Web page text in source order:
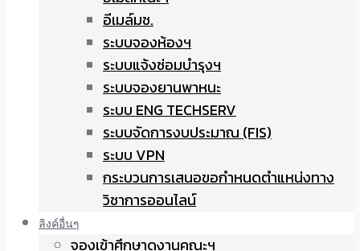
อีเมล์มช.
ระบบจองห้องฯ
ระบบแจ้งซ่อมบำรุงฯ
ระบบจองยานพาหนะ
ระบบ ENG TECHSERV
ระบบจัดการงบประมาณ (FIS)
ระบบ VPN
กระบวนการเสนอขอกำหนดตำแหน่งทาง
วิชาการออนไลน์
ลิงค์อื่นๆ
จองเข้าศึกษาดูงานคณะฯ